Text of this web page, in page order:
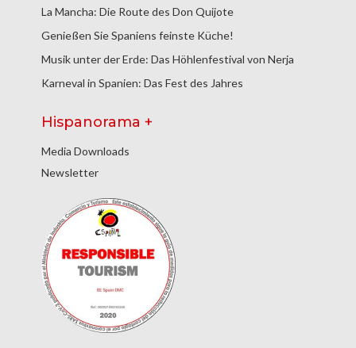
La Mancha: Die Route des Don Quijote
Genießen Sie Spaniens feinste Küche!
Musik unter der Erde: Das Höhlenfestival von Nerja
Karneval in Spanien: Das Fest des Jahres
Hispanorama +
Media Downloads
Newsletter